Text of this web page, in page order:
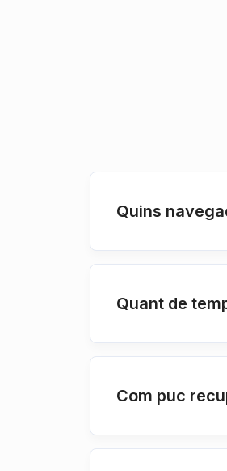
Quins
Quant de
Com puc